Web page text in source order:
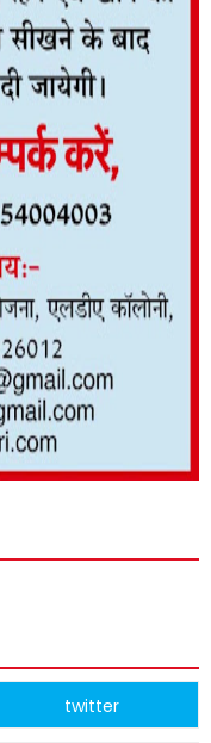
twitter